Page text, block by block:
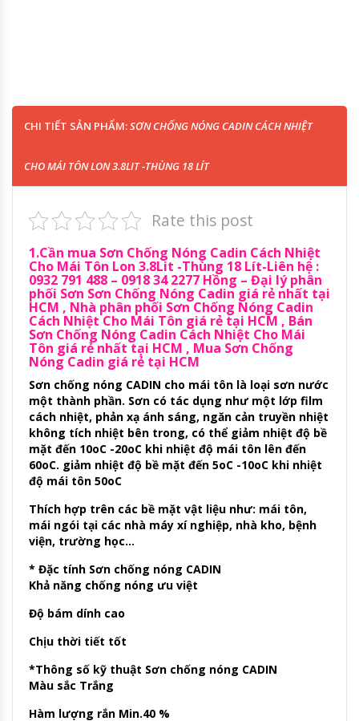
CHI TIẾT SẢN PHẨM:SƠN CHỐNG NÓNG CADIN CÁCH NHIỆT
CHO MÁI TÔN LON 3.8LIT -THÙNG 18 LÍT
Rate this post
1.Cần mua Sơn Chống Nóng Cadin Cách Nhiệt
Cho Mái Tôn Lon 3.8Lit -Thùng 18 Lít-Liên hệ :
0932 791 488 – 0918 34 2277 Hồng – Đại lý phân
phối Sơn Sơn Chống Nóng Cadin giá rẻ nhất tại
HCM , Nhà phân phối Sơn Chống Nóng Cadin
Cách Nhiệt Cho Mái Tôn giá rẻ tại HCM , Bán
Sơn Chống Nóng Cadin Cách Nhiệt Cho Mái
Tôn giá rẻ nhất tại HCM , Mua Sơn Chống
Nóng Cadin giá rẻ tại HCM
Sơn chống nóng CADIN cho mái tôn là loại sơn nước
một thành phần. Sơn có tác dụng như một lớp film
cách nhiệt, phản xạ ánh sáng, ngăn cản truyền nhiệt
không tích nhiệt bên trong, có thể giảm nhiệt độ bề
mặt đến 10oC -20oC khi nhiệt độ mái tôn lên đến
60oC. giảm nhiệt độ bề mặt đến 5oC -10oC khi nhiệt
độ mái tôn 50oC
Thích hợp trên các bề mặt vật liệu như: mái tôn,
mái ngói tại các nhà máy xí nghiệp, nhà kho, bệnh
viện, trường học…
* Đặc tính Sơn chống nóng CADIN
Khả năng chống nóng ưu việt
Độ bám dính cao
Chịu thời tiết tốt
*Thông số kỹ thuật Sơn chống nóng CADIN
Màu sắc Trắng
Hàm lượng rắn Min.40 %